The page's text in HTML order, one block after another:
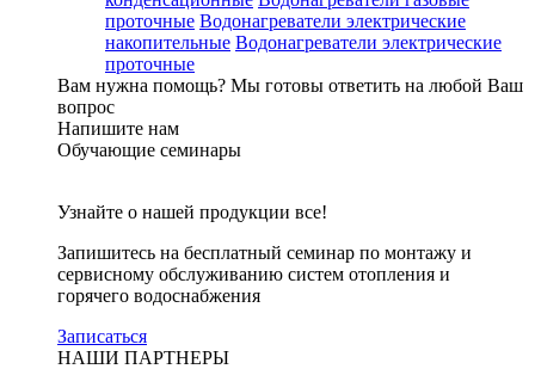
проточные Водонагреватели электрические
накопительные Водонагреватели электрические
проточные
Вам нужна помощь? Мы готовы ответить на любой Ваш
вопрос
Напишите нам
Обучающие семинары
Узнайте о нашей продукции все!
Запишитесь на бесплатный семинар по монтажу и
сервисному обслуживанию систем отопления и
горячего водоснабжения
Записаться
НАШИ ПАРТНЕРЫ